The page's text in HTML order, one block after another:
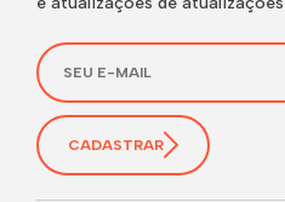
CADASTRAR